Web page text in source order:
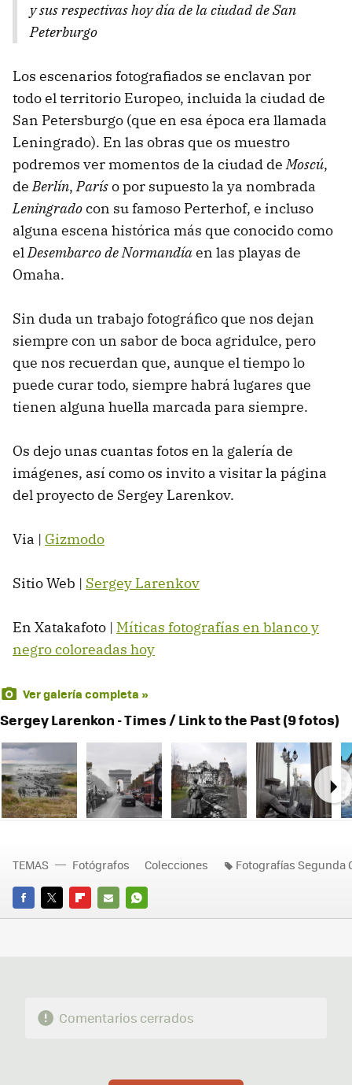
y sus respectivas hoy día de la ciudad de San
Peterburgo
Los escenarios fotografiados se enclavan por
todo el territorio Europeo, incluida la ciudad de
San Petersburgo (que en esa época era llamada
Leningrado). En las obras que os muestro
podremos ver momentos de la ciudad deMoscú,
deBerlín,Paríso por supuesto la ya nombrada
Leningradocon su famoso Perterhof, e incluso
alguna escena histórica más que conocido como
elDesembarco de Normandíaen las playas de
Omaha.
Sin duda un trabajo fotográfico que nos dejan
siempre con un sabor de boca agridulce, pero
que nos recuerdan que, aunque el tiempo lo
puede curar todo, siempre habrá lugares que
tienen alguna huella marcada para siempre.
Os dejo unas cuantas fotos en la galería de
imágenes, así como os invito a visitar la página
del proyecto de Sergey Larenkov.
Via | Gizmodo
Sitio Web | Sergey Larenkov
En Xatakafoto | Míticas fotografías en blanco y
negro coloreadas hoy
Ver galería completa »
Sergey Larenkon - Times / Link to the Past (9 fotos)
FACEBOOK
TWITTERFLIPBOARD
E-
WHATSAPP
TEMAS Fotógrafos Colecciones Fotografías Segunda
Comentarios cerrados